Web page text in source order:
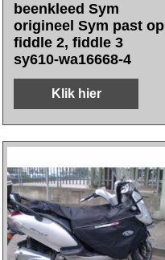
beenkleed Sym
origineel Sym past op
fiddle 2, fiddle 3
sy610-wa16668-4
Klik hier